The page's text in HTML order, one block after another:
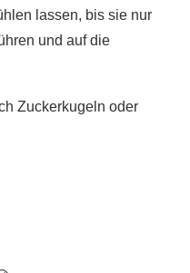
lassen, bis sie nur
und auf die
Zuckerkugeln oder